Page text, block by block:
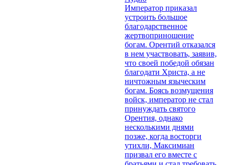
Император приказал
устроить большое
благодарственное
жертвоприношение
богам. Орентий отказался
в нем участвовать, заявив,
что своей победой обязан
благодати Христа, а не
ничтожным языческим
богам. Боясь возмущения
войск, император не стал
принуждать святого
Орентия, однако
несколькими днями
позже, когда восторги
утихли, Максимиан
призвал его вместе с